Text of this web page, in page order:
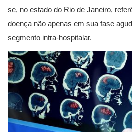
se, no estado do Rio de Janeiro,
doença não apenas em sua fase
segmento intra-hospitalar.